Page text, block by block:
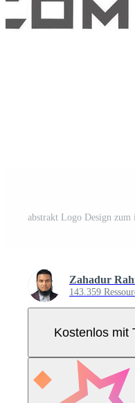
Zahadur
143.359
Kostenlos mit